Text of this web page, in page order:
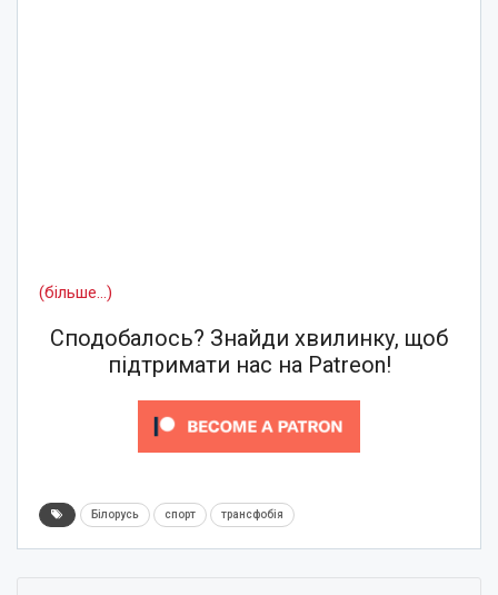
(більше…)
Сподобалось? Знайди хвилинку, щоб
підтримати нас на Patreon!
Білорусь спорт трансфобія